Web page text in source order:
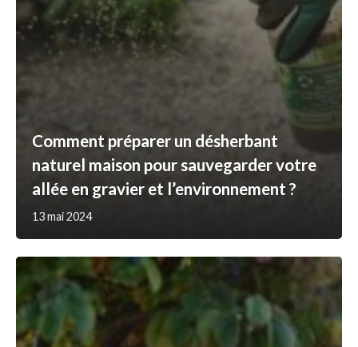
Comment préparer un désherbant
naturel maison pour sauvegarder votre
allée en gravier et l’environnement ?
13 mai 2024